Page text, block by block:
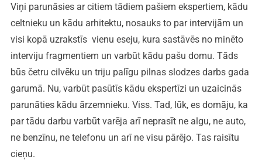
Viņi parunāsies ar citiem tādiem pašiem ekspertiem, kādu
celtnieku un kādu arhitektu, nosauks to par intervijām un
visi kopā uzrakstīs vienu eseju, kura sastāvēs no minēto
interviju fragmentiem un varbūt kādu pašu domu. Tāds
būs četru cilvēku un triju palīgu pilnas slodzes darbs gada
garumā. Nu, varbūt pasūtīs kādu ekspertīzi un uzaicinās
parunāties kādu ārzemnieku. Viss. Tad, lūk, es domāju, ka
par tādu darbu varbūt varēja arī neprasīt ne algu, ne auto,
ne benzīnu, ne telefonu un arī ne visu pārējo. Tas raisītu
cieņu.